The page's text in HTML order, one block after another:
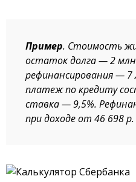
Пример. Стоимость
остаток долга — 2
рефинансирования —
платеж по кредиту
ставка — 9,5%.
при доходе от 46 698 р.